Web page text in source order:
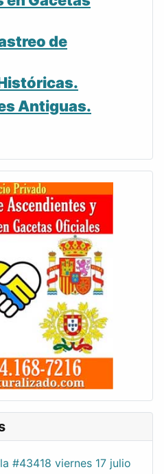
de
Antiguas.
#43418 viernes 17 julio